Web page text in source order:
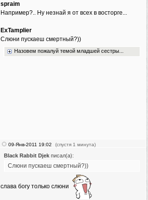
spraim
Например?.. Ну незнай я от всех в восторге...
ExTamplier
Слюни пускаеш смертный?))
Назовем пожалуй темой младшей сестры...
09-Янв-2011 19:02 (спустя 1 минута)
Black Rabbit Djek писал(а):
Слюни пускаеш смертный?))
слава богу только слюни